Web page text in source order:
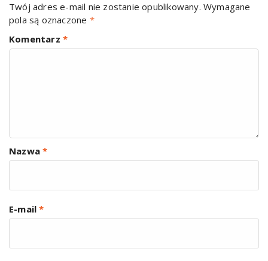
Twój adres e-mail nie zostanie opublikowany. Wymagane
pola są oznaczone *
Komentarz *
Nazwa*
E-mail*